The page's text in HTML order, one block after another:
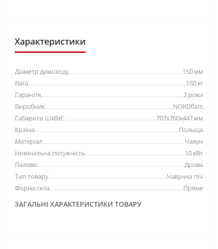
Характеристики
ЗАГАЛЬНІ ХАРАКТЕРИСТИКИ ТОВАРУ
Діаметр димоходу
150 мм
Вага
150 кг
Гарантія
2 роки
Виробник
NORDflam
Габарити ШхВхГ
707х760х447 мм
Країна
Польща
Матеріал
Чавун
Номінальна потужність
10 кВт
Паливо
Дрова
Тип товару
Чавунна піч
Форма скла
Пряме